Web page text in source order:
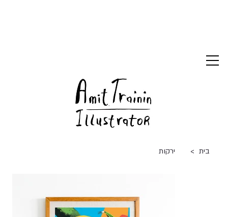
בית > ירקות